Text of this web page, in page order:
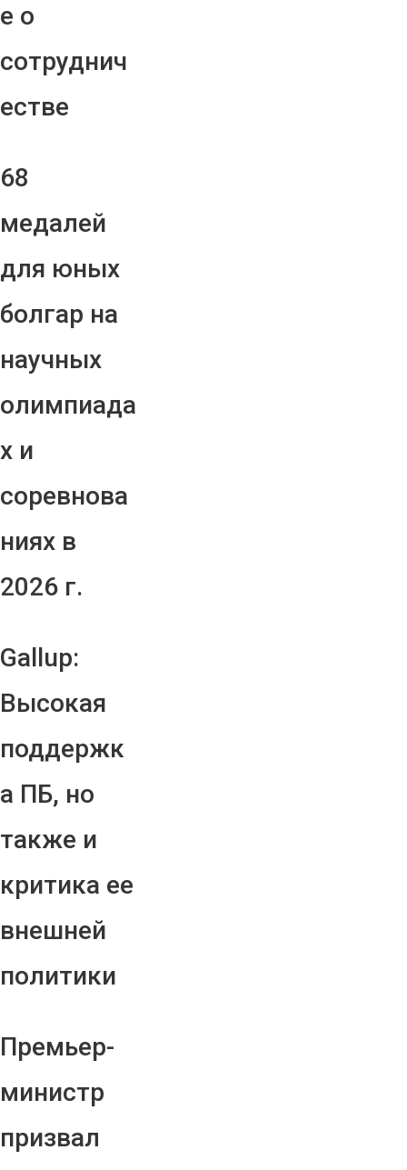
е о
сотруднич
естве
68
медалей
для юных
болгар на
научных
олимпиада
х и
соревнова
ниях в
2026 г.
Gallup:
Высокая
поддержк
а ПБ, но
также и
критика ее
внешней
политики
Премьер-
министр
призвал